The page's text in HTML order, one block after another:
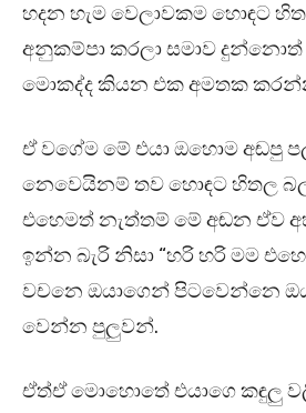
හදන හැම වෙලාවකම හොඳට
අනුකම්පා කරලා සමාව
මොකද්ද කියන එක අමතක
ඒ වගේම මේ එයා ඔහොම අඬපු
නෙවෙයිනම් තව හොඳට හිතල
එහෙමත් නැත්තම් මේ අඬන ඒව
ඉන්න බැරි නිසා “හරි හරි මම
වචනෙ ඔයාගෙන් පිටවෙන්නෙ
වෙන්න පුලුවන්.
ඒත්ඒ මොහොතේ එයාගෙ කඳුලු